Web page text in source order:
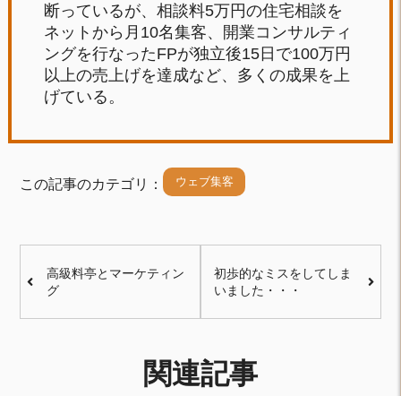
断っているが、相談料5万円の住宅相談を
ネットから月10名集客、開業コンサルティ
ングを行なったFPが独立後15日で100万円
以上の売上げを達成など、多くの成果を上
げている。
この記事のカテゴリ： ウェブ集客
高級料亭とマーケティン
グ
初歩的なミスをしてしま
いました・・・
関連記事